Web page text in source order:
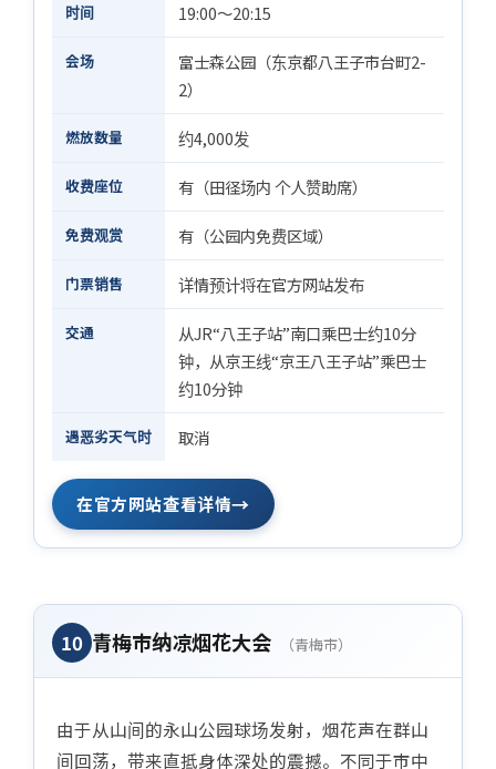
时间 19:00〜20:15
会场
富士森公园（东京都八王子市台町2-
2）
燃放数量 约4,000发
收费座位 有（田径场内 个人赞助席）
免费观赏 有（公园内免费区域）
门票销售 详情预计将在官方网站发布
交通
从JR“八王子站”南口乘巴士约10分
钟，从京王线“京王八王子站”乘巴士
约10分钟
遇恶劣天气时 取消
在官方网站查看详情→
10 青梅市纳凉烟花大会 （青梅市）
由于从山间的永山公园球场发射，烟花声在群山
间回荡，带来直抵身体深处的震撼。不同于市中